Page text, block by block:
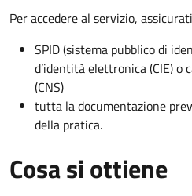
Per accedere al servizio,
SPID (sistema pubblico di
d’identità elettronica (CIE) o
(CNS)
tutta la documentazione
della pratica.
Cosa si ottiene